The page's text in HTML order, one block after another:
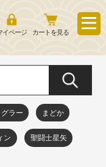
イページ カートを見る
ラー まどか
ン 聖闘士星矢